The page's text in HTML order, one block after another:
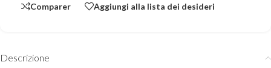
Comparer Aggiungi alla lista dei desideri
Descrizione